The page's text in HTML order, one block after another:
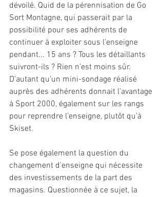
dévoilé. Quid de la pérennisation de Go
Sort Montagne, qui passerait par la
possibilité pour ses adhérents de
continuer à exploiter sous l’enseigne
pendant... 15 ans ? Tous les détaillants
suivront-ils ? Rien n’est moins sûr.
D’autant qu’un mini-sondage réalisé
auprès des adhérents donnait l’avantage
à Sport 2000, également sur les rangs
pour reprendre l’enseigne, plutôt qu’à
Skiset.
Se pose également la question du
changement d’enseigne qui nécessite
des investissements de la part des
magasins. Questionnée à ce sujet, la